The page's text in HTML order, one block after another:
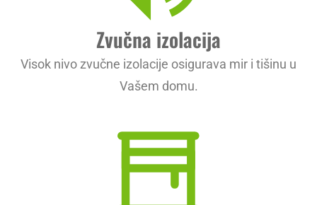
Zvučna izolacija
Visok nivo zvučne izolacije osigurava mir i tišinu u
Vašem domu.